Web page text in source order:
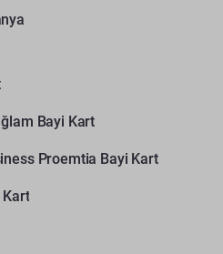
Bayi Kart
Proemtia Bayi Kart
Kart